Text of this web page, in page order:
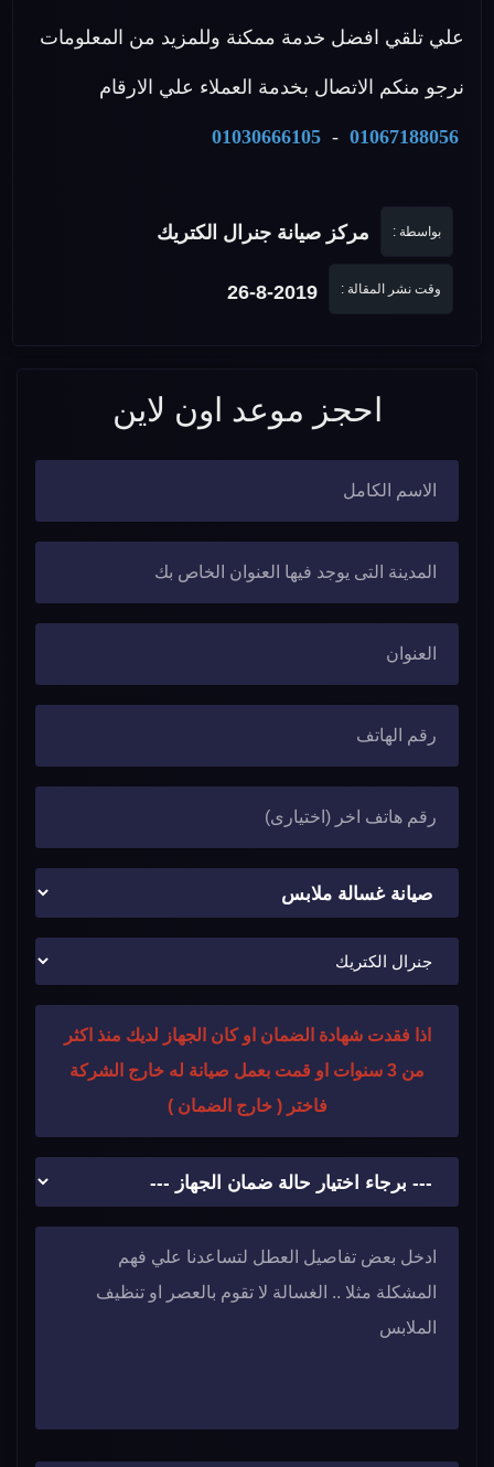
علي تلقي افضل خدمة ممكنة وللمزيد من المعلومات
نرجو منكم الاتصال بخدمة العملاء علي الارقام
01067188056
-
01030666105
بواسطة : مركز صيانة جنرال الكتريك
وقت نشر المقالة : 26-8-2019
احجز موعد اون لاين
اذا فقدت شهادة الضمان او كان الجهاز لديك منذ اكثر
من 3 سنوات او قمت بعمل صيانة له خارج الشركة
فاختر ( خارج الضمان )